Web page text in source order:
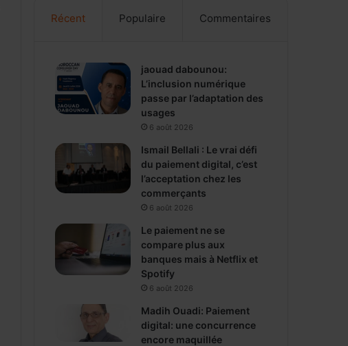
Récent Populaire Commentaires
jaouad dabounou:
L’inclusion numérique
passe par l’adaptation des
usages
6 août 2026
Ismail Bellali : Le vrai défi
du paiement digital, c’est
l’acceptation chez les
commerçants
6 août 2026
Le paiement ne se
compare plus aux
banques mais à Netflix et
Spotify
6 août 2026
Madih Ouadi: Paiement
digital: une concurrence
encore maquillée